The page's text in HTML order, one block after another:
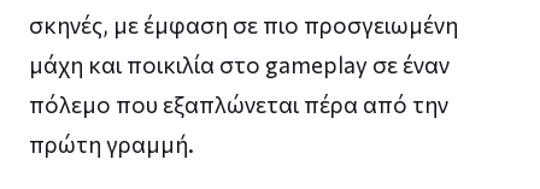
σκηνές, με έμφαση σε πιο προσγειωμένη
μάχη και ποικιλία στο gameplay σε έναν
πόλεμο που εξαπλώνεται πέρα από την
πρώτη γραμμή.